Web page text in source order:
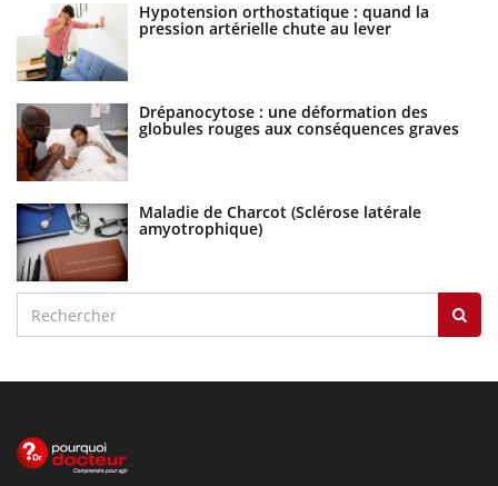
Hypotension orthostatique : quand la
pression artérielle chute au lever
Drépanocytose : une déformation des
globules rouges aux conséquences graves
Maladie de Charcot (Sclérose latérale
amyotrophique)